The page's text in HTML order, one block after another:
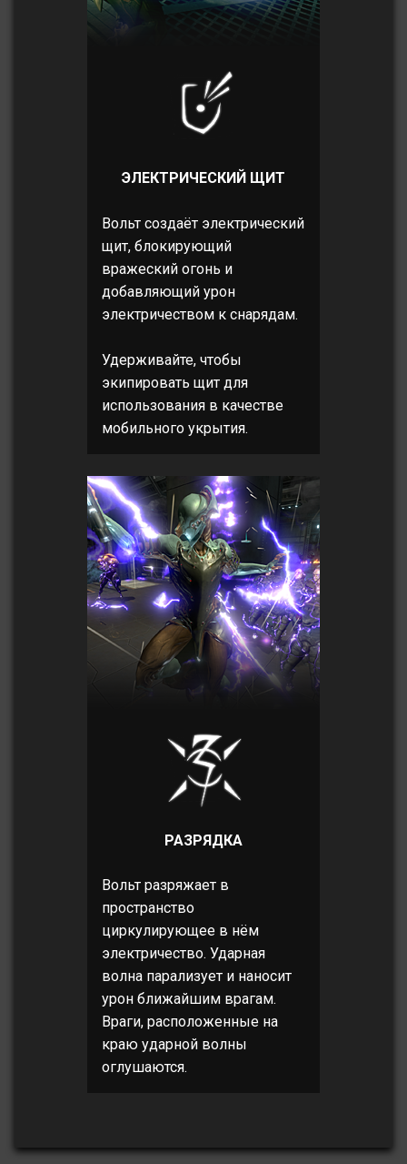
ЭЛЕКТРИЧЕСКИЙ ЩИТ
Вольт создаёт электрический
щит, блокирующий
вражеский огонь и
добавляющий урон
электричеством к снарядам.
Удерживайте, чтобы
экипировать щит для
использования в качестве
мобильного укрытия.
РАЗРЯДКА
Вольт разряжает в
пространство
циркулирующее в нём
электричество. Ударная
волна парализует и наносит
урон ближайшим врагам.
Враги, расположенные на
краю ударной волны
оглушаются.